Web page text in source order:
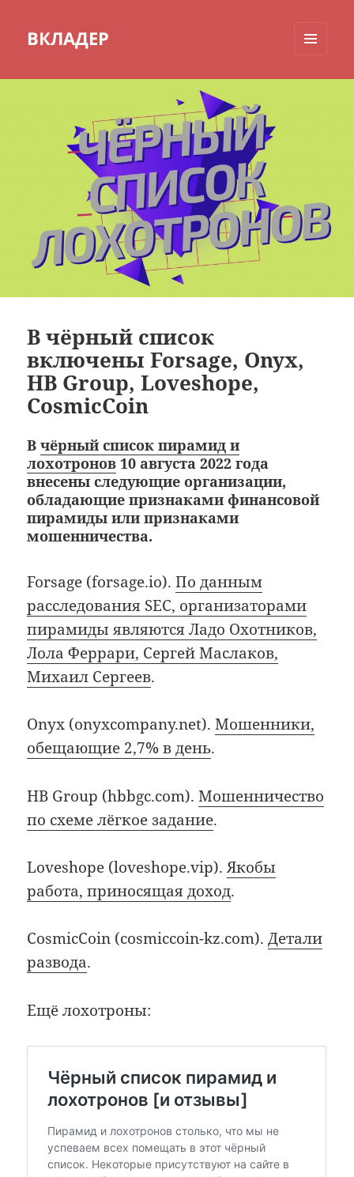
ВКЛАДЕР
В чёрный список
включены Forsage, Onyx,
HB Group, Loveshope,
CosmicCoin
Вчёрный список пирамид и
лохотронов 10 августа 2022 года
внесены следующие организации,
обладающие признаками финансовой
пирамиды или признаками
мошенничества.
Forsage (forsage.io).По данным
расследования SEC, организаторами
пирамиды являются Ладо Охотников,
Лола Феррари, Сергей Маслаков,
Михаил Сергеев.
Onyx (onyxcompany.net).Мошенники,
обещающие 2,7% в день.
HB Group (hbbgc.com).Мошенничество
по схеме лёгкое задание.
Loveshope (loveshope.vip).Якобы
работа, приносящая доход.
CosmicCoin (cosmiccoin-kz.com).Детали
развода.
Ещё лохотроны: